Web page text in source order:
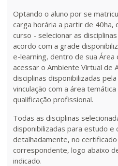
420 H 53dias 150
440 H 55dias 150
Optando o aluno por se
carga horária a partir de 40ha,
curso - selecionar as
acordo com a grade
e-learning, dentro de sua Área
acessar o Ambiente Virtual de
disciplinas disponibilizadas
vinculação com a área
qualificação profissional.
Todas as disciplinas
disponibilizadas para estudo e
detalhadamente, no certificado
correspondente, logo abaixo
indicado.